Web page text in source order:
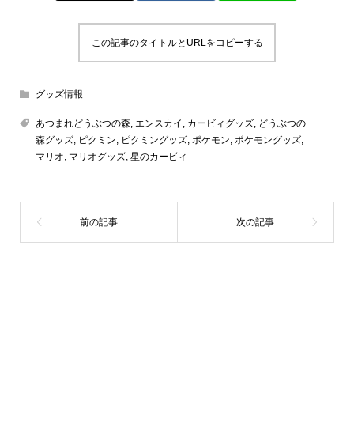
この記事のタイトルとURLをコピーする
グッズ情報
あつまれどうぶつの森, エンスカイ カービィグッズ, どうぶつの
森グッズ, ピクミン ピクミングッズ, ポケモン ポケモングッズ,
マリオ マリオグッズ, 星のカービィ